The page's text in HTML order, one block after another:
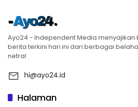
Ayo24 - Independent Media
berita terkini hari ini dari berbagai
netral
hi@ayo24.id
Halaman